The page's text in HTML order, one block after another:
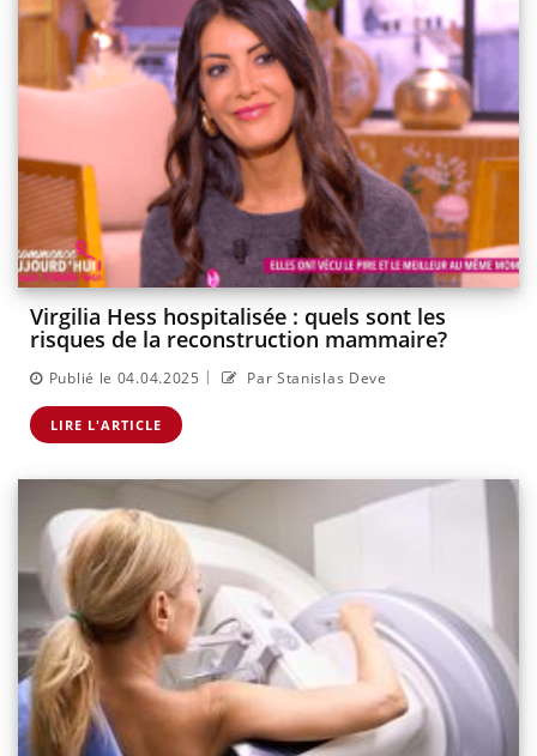
Virgilia Hess hospitalisée : quels sont les
risques de la reconstruction mammaire?
Publié le 04.04.2025 | Par Stanislas Deve
LIRE L'ARTICLE